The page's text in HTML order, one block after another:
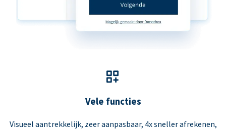
Vele functies
Visueel aantrekkelijk, zeer aanpasbaar, 4x sneller afrekenen,